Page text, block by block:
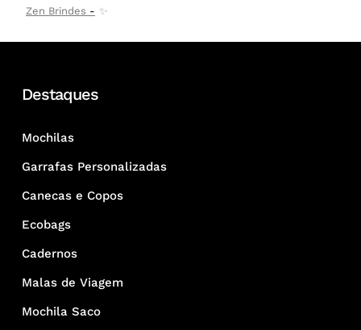
Zen Brindes
✨
Destaques
Mochilas
Garrafas Personalizadas
Canecas e Copos
Ecobags
Cadernos
Malas de Viagem
Mochila Saco